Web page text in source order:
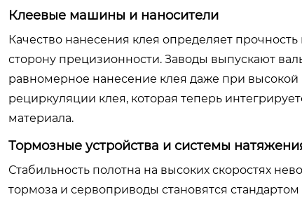
Клеевые машины и наносители
Качество нанесения клея определяет
сторону прецизионности. Заводы выпускают
равномерное нанесение клея даже при высокой
рециркуляции клея, которая теперь
материала.
Тормозные устройства и системы
Стабильность полотна на высоких скоростях
тормоза и сервоприводы становятся